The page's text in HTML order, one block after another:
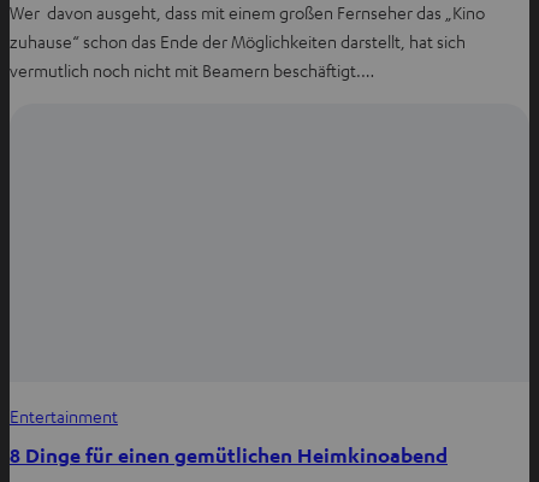
Wer davon ausgeht, dass mit einem großen Fernseher das „Kino
zuhause“ schon das Ende der Möglichkeiten darstellt, hat sich
vermutlich noch nicht mit Beamern beschäftigt.…
Entertainment
8 Dinge für einen gemütlichen Heimkinoabend